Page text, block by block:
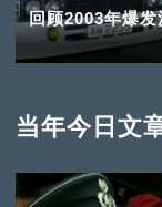
回顾2003年爆
当年今日文